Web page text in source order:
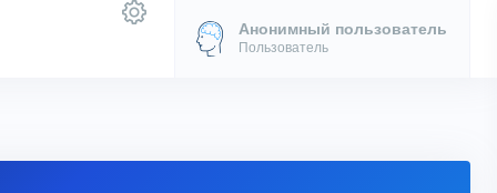
Анонимный пользователь
Пользователь